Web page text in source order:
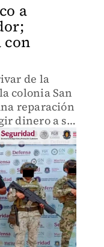
a
con
de la
colonia San
reparación
dinero a su